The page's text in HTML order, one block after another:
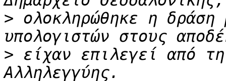
> ολοκληρώθηκε η
> είχαν επιλεγεί από